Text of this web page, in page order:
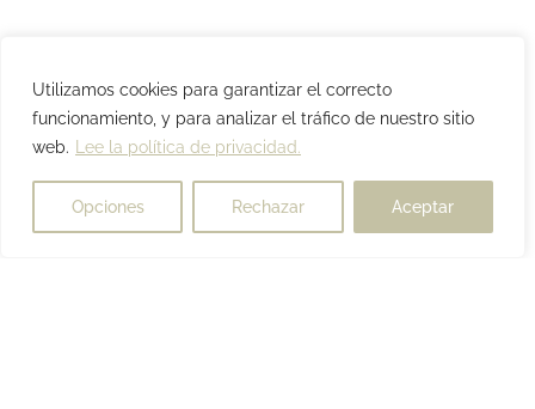
Utilizamos cookies para garantizar el correcto
funcionamiento, y para analizar el tráfico de nuestro sitio
web.
Lee la política de privacidad.
Opciones Rechazar Aceptar